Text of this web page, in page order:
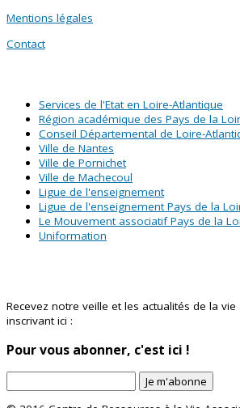
Mentions légales
Contact
Services de l'Etat en Loire-Atlantique
Région académique des Pays de la
Conseil Départemental de Loire-
Ville de Nantes
Ville de Pornichet
Ville de Machecoul
Ligue de l'enseignement
Ligue de l'enseignement Pays de la
Le Mouvement associatif Pays de la
Uniformation
Recevez notre veille et les actualités de la
inscrivant ici :
Pour vous abonner, c'est ici !
Je m'abonne